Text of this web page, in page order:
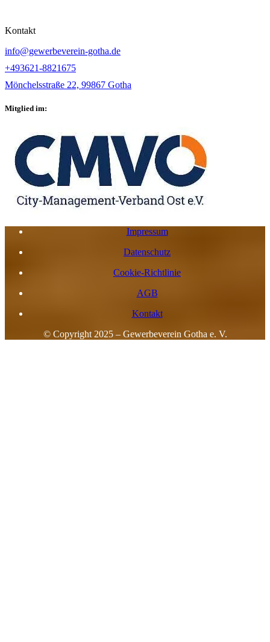
Kontakt
info@gewerbeverein-gotha.de
+493621-8821675
Mönchelsstraße 22, 99867 Gotha
Mitglied im:
Impressum
Datenschutz
Cookie-Richtlinie
AGB
Kontakt
© Copyright 2025 – Gewerbeverein Gotha e. V.